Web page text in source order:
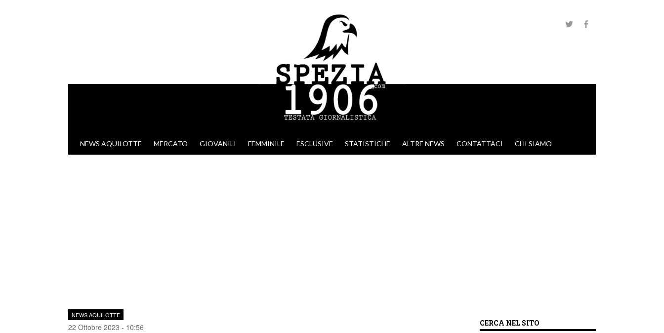
VAI AL CONTENUTO
NEWS AQUILOTTE MERCATO GIOVANILI FEMMINILE ESCLUSIVE STATISTICHE ALTRE NEWS CONTATTACI CHI SIAMO
NEWS AQUILOTTE
22 Ottobre 2023 - 10:56 CERCA NEL SITO